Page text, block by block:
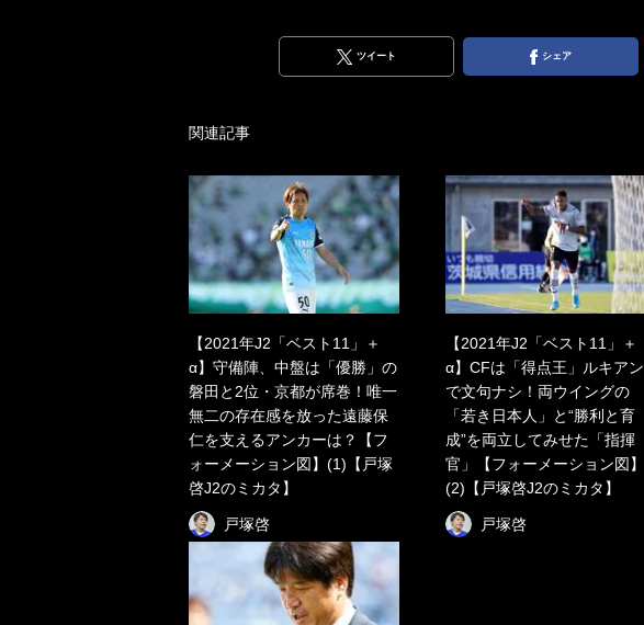
ツイート シェア
関連記事
【2021年J2「ベスト11」＋
α】守備陣、中盤は「優勝」の
磐田と2位・京都が席巻！唯一
無二の存在感を放った遠藤保
仁を支えるアンカーは？【フ
ォーメーション図】(1)【戸塚
啓J2のミカタ】
戸塚啓
【2021年J2「ベスト11」＋
α】CFは「得点王」ルキアン
で文句ナシ！両ウイングの
「若き日本人」と“勝利と育
成”を両立してみせた「指揮
官」【フォーメーション図】
(2)【戸塚啓J2のミカタ】
戸塚啓